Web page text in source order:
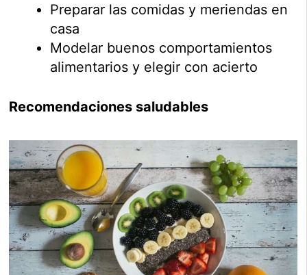
Preparar las comidas y meriendas en
casa
Modelar buenos comportamientos
alimentarios y elegir con acierto
Recomendaciones saludables